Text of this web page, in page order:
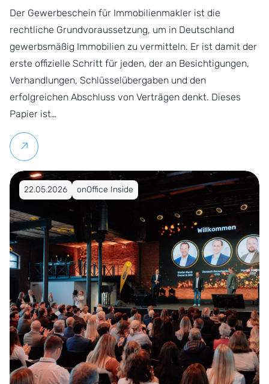
Der Gewerbeschein für Immobilienmakler ist die
rechtliche Grundvoraussetzung, um in Deutschland
gewerbsmäßig Immobilien zu vermitteln. Er ist damit der
erste offizielle Schritt für jeden, der an Besichtigungen,
Verhandlungen, Schlüsselübergaben und den
erfolgreichen Abschluss von Verträgen denkt. Dieses
Papier ist…
Weiterlesen
Veröffentlicht am 22.05.2026
22.05.2026 onOffice Inside